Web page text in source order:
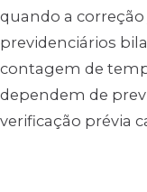
quando a correção
previdenciários
contagem de
dependem de
verificação prévia